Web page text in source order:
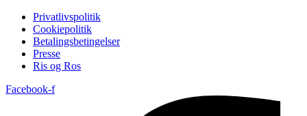
Privatlivspolitik
Cookiepolitik
Betalingsbetingelser
Presse
Ris og Ros
Facebook-f